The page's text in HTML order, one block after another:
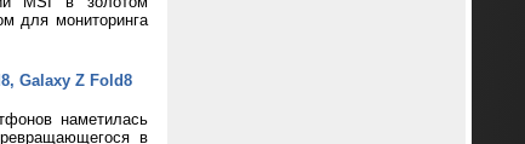
для мониторинга
Galaxy Z Fold8
наметилась
в